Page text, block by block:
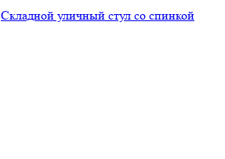
Складной уличный стул со спинкой